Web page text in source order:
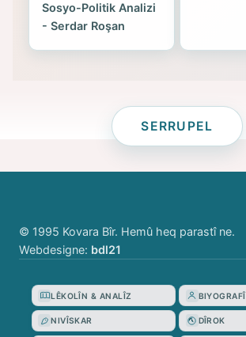
Sosyo-Politik Analizi
- Serdar Roşan
SERRUPEL
© 1995 Kovara Bîr. Hemû heq parastî ne.
Webdesigne: bdl21
LÊKOLÎN & ANALÎZ BIYOGRAFÎ
NIVÎSKAR DÎROK